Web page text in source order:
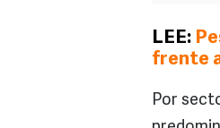
LEE:
frente
Por